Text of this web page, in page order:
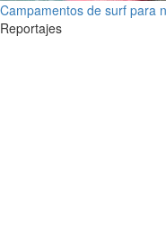
Campamentos de surf para
Reportajes